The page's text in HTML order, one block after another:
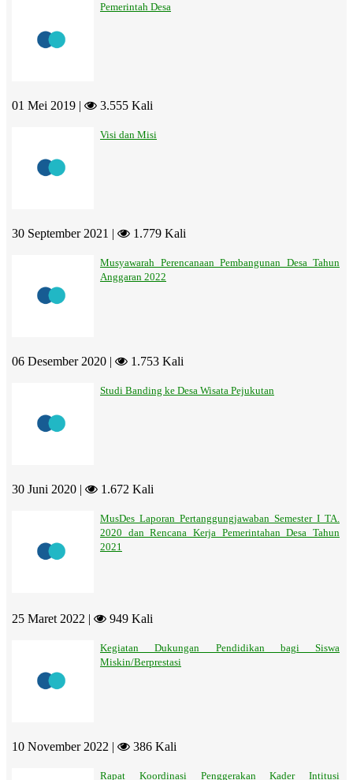
Pemerintah Desa
01 Mei 2019 | 3.555 Kali
Visi dan Misi
30 September 2021 | 1.779 Kali
Musyawarah Perencanaan Pembangunan Desa Tahun
Anggaran 2022
06 Desember 2020 | 1.753 Kali
Studi Banding ke Desa Wisata Pejukutan
30 Juni 2020 | 1.672 Kali
MusDes Laporan Pertanggungjawaban Semester I TA.
2020 dan Rencana Kerja Pemerintahan Desa Tahun
2021
25 Maret 2022 | 949 Kali
Kegiatan Dukungan Pendidikan bagi Siswa
Miskin/Berprestasi
10 November 2022 | 386 Kali
Rapat Koordinasi Penggerakan Kader Intitusi